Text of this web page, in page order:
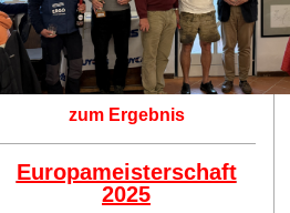
zum Ergebnis
Europameisterschaft
2025